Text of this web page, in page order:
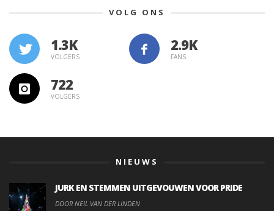
VOLG ONS
1.3K
VOLGERS FANS
722
VOLGERS
NIEUWS
JURK EN STEMMEN UITGEVOUWEN VOOR PRIDE
DOOR NEIL VAN DER LINDEN